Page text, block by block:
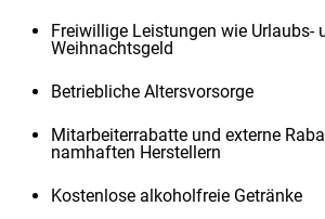
Freiwillige Leistungen wie Urlaubs-
Weihnachtsgeld
Betriebliche Altersvorsorge
Mitarbeiterrabatte und externe
namhaften Herstellern
Kostenlose alkoholfreie Getränke